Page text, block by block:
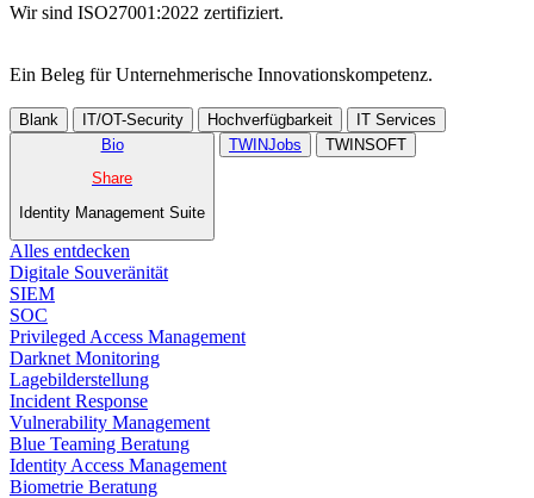
Wir sind ISO27001:2022 zertifiziert.
Ein Beleg für Unternehmer­ische Innovations­kompetenz.
Blank IT/OT-Security Hochverfügbarkeit
IT Services
Bio
Share
Identity Management Suite
TWINJobs TWINSOFT
Alles entdecken
Digitale Souveränität
SIEM​
SOC
Privileged Access Management
Darknet Monitoring
Lagebilderstellung
Incident Response​
Vulnerability Management
Blue Teaming Beratung​
Identity Access Management
Biometrie Beratung​